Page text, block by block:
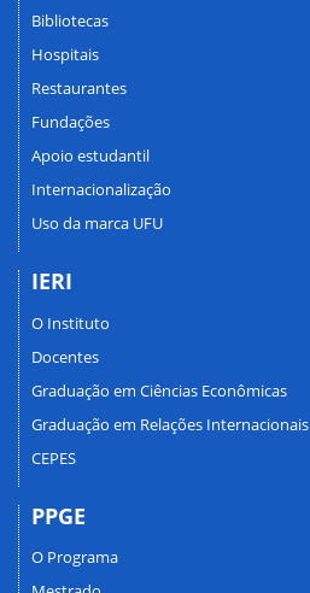
Bibliotecas
Hospitais
Restaurantes
Fundações
Apoio estudantil
Internacionalização
Uso da marca UFU
IERI
O Instituto
Docentes
Graduação em Ciências Econômicas
Graduação em Relações Internacionais
CEPES
PPGE
O Programa